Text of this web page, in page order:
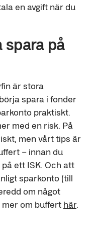
en avgift när du
spara på
är stora
spara i fonder
praktiskt.
med en risk. På
men vårt tips är
– innan du
ett ISK. Och att
sparkonto (till
om något
om buffert här.